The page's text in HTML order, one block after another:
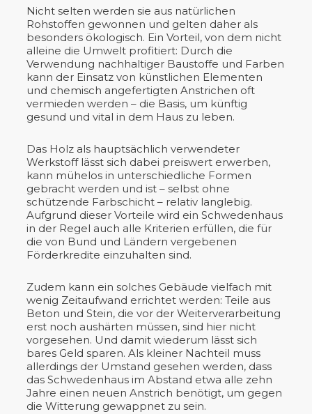
Nicht selten werden sie aus natürlichen
Rohstoffen gewonnen und gelten daher als
besonders ökologisch. Ein Vorteil, von dem nicht
alleine die Umwelt profitiert: Durch die
Verwendung nachhaltiger Baustoffe und Farben
kann der Einsatz von künstlichen Elementen
und chemisch angefertigten Anstrichen oft
vermieden werden – die Basis, um künftig
gesund und vital in dem Haus zu leben.
Das Holz als hauptsächlich verwendeter
Werkstoff lässt sich dabei preiswert erwerben,
kann mühelos in unterschiedliche Formen
gebracht werden und ist – selbst ohne
schützende Farbschicht – relativ langlebig.
Aufgrund dieser Vorteile wird ein Schwedenhaus
in der Regel auch alle Kriterien erfüllen, die für
die von Bund und Ländern vergebenen
Förderkredite einzuhalten sind.
Zudem kann ein solches Gebäude vielfach mit
wenig Zeitaufwand errichtet werden: Teile aus
Beton und Stein, die vor der Weiterverarbeitung
erst noch aushärten müssen, sind hier nicht
vorgesehen. Und damit wiederum lässt sich
bares Geld sparen. Als kleiner Nachteil muss
allerdings der Umstand gesehen werden, dass
das Schwedenhaus im Abstand etwa alle zehn
Jahre einen neuen Anstrich benötigt, um gegen
die Witterung gewappnet zu sein.